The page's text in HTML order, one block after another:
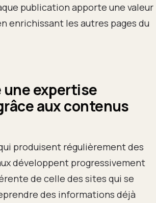
publication apporte une valeur
enrichissant les autres pages du
expertise
aux contenus
produisent régulièrement des
développent progressivement
de celle des sites qui se
des informations déjà